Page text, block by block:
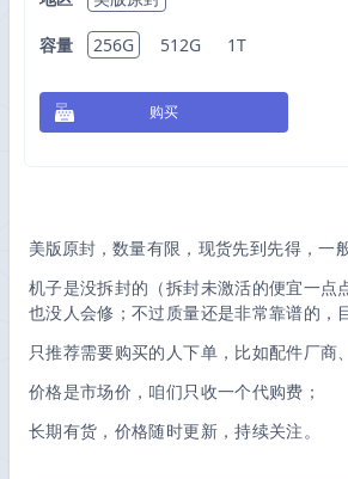
容量 256G 512G 1T
购买
美版原封， 数量有限，现货先到先得，一
机子是没拆封的（拆封未激活的便宜一
也没人会修；不过质量还是非常靠谱的，
只推荐需要购买的人下单，比如配件厂
价格是市场价，咱们只收一个代购费；
长期有货，价格随时更新，持续关注。